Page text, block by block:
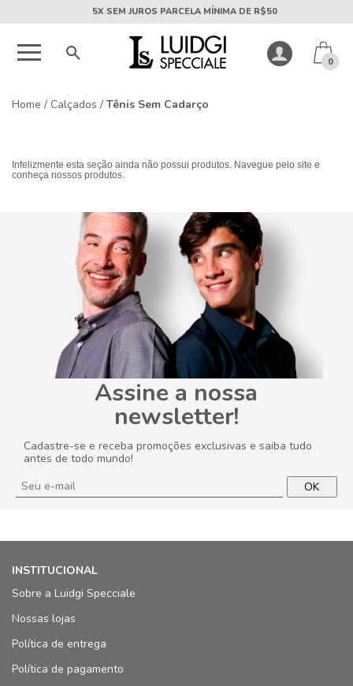
5X SEM JUROS PARCELA MÍNIMA DE R$50
0
Home / Calçados / Tênis Sem Cadarço
Infelizmente esta seção ainda não possui produtos. Navegue pelo site e
conheça nossos produtos.
Assine a nossa
newsletter!
Cadastre-se e receba promoções exclusivas e saiba tudo
antes de todo mundo!
OK
INSTITUCIONAL
Sobre a Luidgi Specciale
Nossas lojas
Política de entrega
Política de pagamento